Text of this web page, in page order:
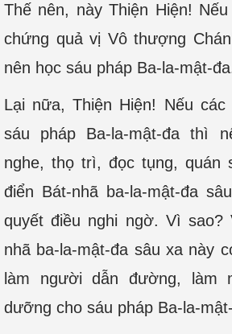
Thế nên, này Thiện Hiện!
chứng quả vị Vô thượng
nên học sáu pháp Ba-la-mật-
Lại nữa, Thiện Hiện! Nếu
sáu pháp Ba-la-mật-đa thì
nghe, thọ trì, đọc tụng, quán
điển Bát-nhã ba-la-mật-đa
quyết điều nghi ngờ. Vì sao?
nhã ba-la-mật-đa sâu xa này
làm người dẫn đường, làm
dưỡng cho sáu pháp Ba-la-